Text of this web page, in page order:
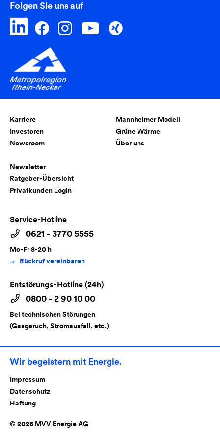
Folgen Sie uns auf
Karriere
Investoren
Newsroom
Mannheimer Modell
Grüne Wärme
Über uns
Newsletter
Ratgeber-Übersicht
Privatkunden Login
Service-Hotline
0621 - 3770 5555
Mo-Fr 8-20 h
Rückruf vereinbaren
Entstörungs-Hotline (24h)
0800 - 2 90 10 00
Bei technischen Störungen
(Gasgeruch, Stromausfall, etc.)
Wir begeistern mit Energie.
Impressum
Datenschutz
Haftung
© 2026 MVV Energie AG